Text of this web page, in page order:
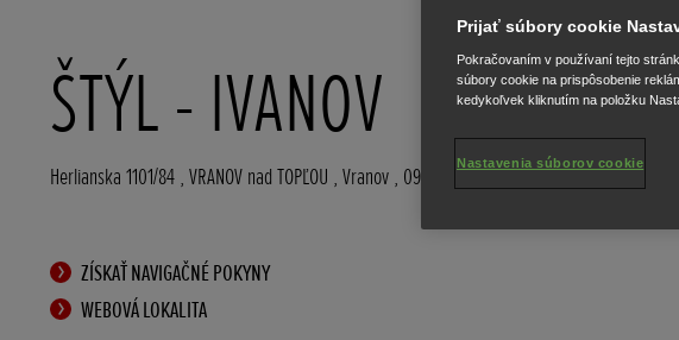
ŠTÝL - IVANOV
Herlianska 1101/84 , VRANOV nad TOPĽOU , Vranov , 093 01
ZÍSKAŤ NAVIGAČNÉ POKYNY
WEBOVÁ LOKALITA
Prijať súbory cookie
Pokračovaním v používaní tejto
súbory cookie na prispôsobenie
kedykoľvek kliknutím na položku
Nastavenia súborov cookie